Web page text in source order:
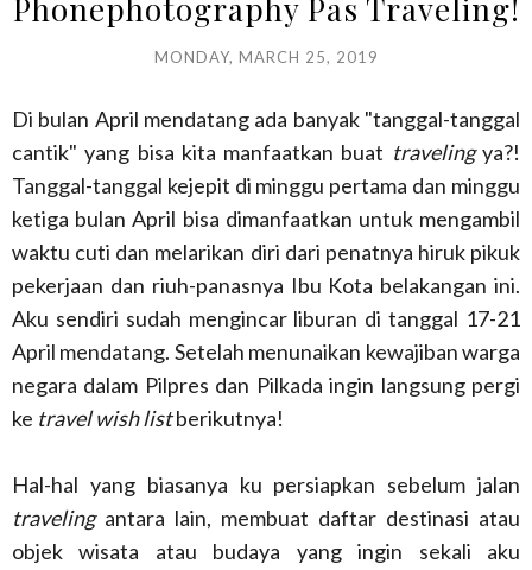
Phonephotography Pas Traveling!
MONDAY, MARCH 25, 2019
Di bulan April mendatang ada banyak "tanggal-tanggal
cantik" yang bisa kita manfaatkan buat travelingya?!
Tanggal-tanggal kejepit di minggu pertama dan minggu
ketiga bulan April bisa dimanfaatkan untuk mengambil
waktu cuti dan melarikan diri dari penatnya hiruk pikuk
pekerjaan dan riuh-panasnya Ibu Kota belakangan ini.
Aku sendiri sudah mengincar liburan di tanggal 17-21
April mendatang. Setelah menunaikan kewajiban warga
negara dalam Pilpres dan Pilkada ingin langsung pergi
ke travel wish listberikutnya!
Hal-hal yang biasanya ku persiapkan sebelum jalan
travelingantara lain, membuat daftar destinasi atau
objek wisata atau budaya yang ingin sekali aku